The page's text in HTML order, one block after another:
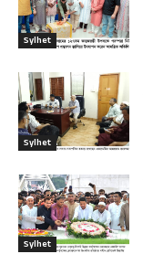
Sylhet
Sylhet
Sylhet